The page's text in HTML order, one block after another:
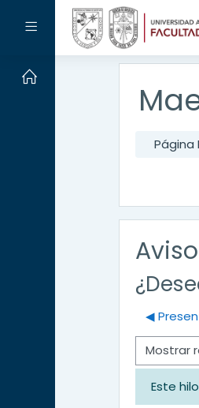
Panel lateral
Salta al contenido principal
Página
◀︎
Mostrar modo
Este